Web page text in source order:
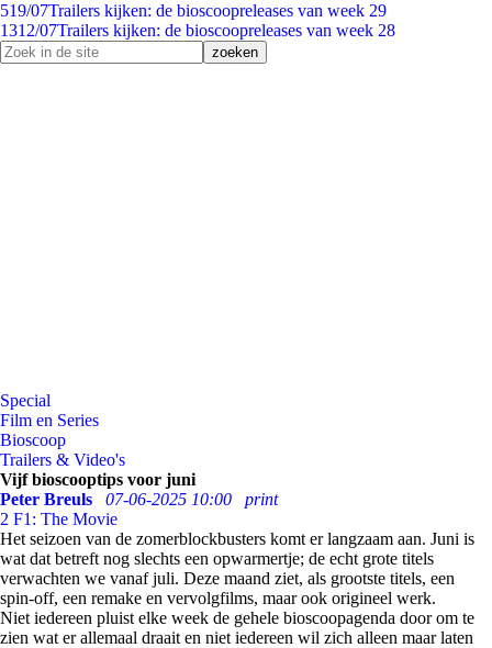
519/07Trailers kijken: de bioscoopreleases van week 29
1312/07Trailers kijken: de bioscoopreleases van week 28
Special
Film en Series
Bioscoop
Trailers & Video's
Vijf bioscooptips voor juni
Peter Breuls
07-06-2025 10:00
print
2 F1: The Movie
Het seizoen van de zomerblockbusters komt er langzaam aan. Juni is
wat dat betreft nog slechts een opwarmertje; de echt grote titels
verwachten we vanaf juli. Deze maand ziet, als grootste titels, een
spin-off, een remake en vervolgfilms, maar ook origineel werk.
Niet iedereen pluist elke week de gehele bioscoopagenda door om te
zien wat er allemaal draait en niet iedereen wil zich alleen maar laten